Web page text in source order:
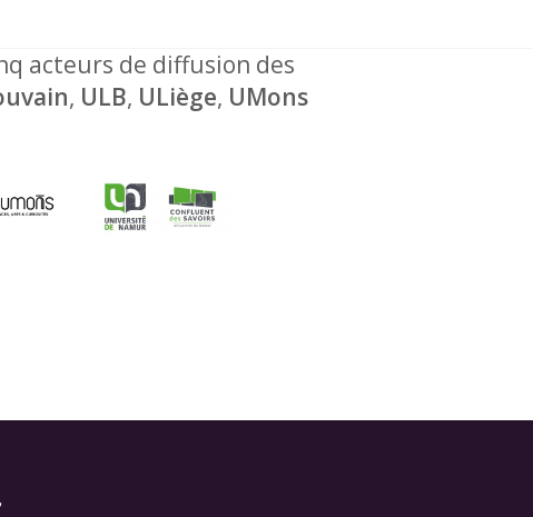
acteurs de diffusion des
, ULB, ULiège, UMons